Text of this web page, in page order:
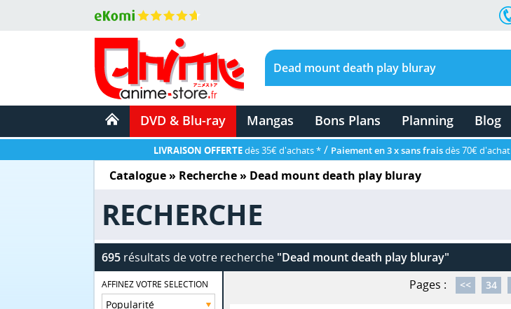
DVD & Blu-ray Mangas Bons Plans Planning Blog
LIVRAISON OFFERTEdès 35€ d'achats * / Paiement en 3 x sans fraisdès 70€ d'achat
Catalogue» Recherche » Dead mount death play bluray
RECHERCHE
695résultats de votre recherche "Dead mount death play bluray"
AFFINEZ VOTRE SELECTION Pages : << 34